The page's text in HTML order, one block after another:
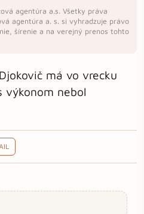
agentúra a.s. Všetky práva
agentúra a. s. si vyhradzuje právo
šírenie a na verejný prenos tohto
má vo vrecku
výkonom nebol